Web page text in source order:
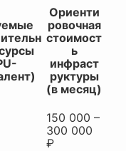
Ориенти
ровочная
стоимост
ь
инфраст
руктуры
(в месяц)
150 000 –
300 000
₽